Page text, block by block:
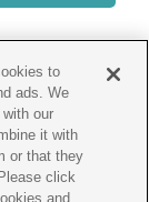
to
ads. We
our
it with
or that they
click
and